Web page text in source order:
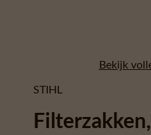
Bekijk
STIHL